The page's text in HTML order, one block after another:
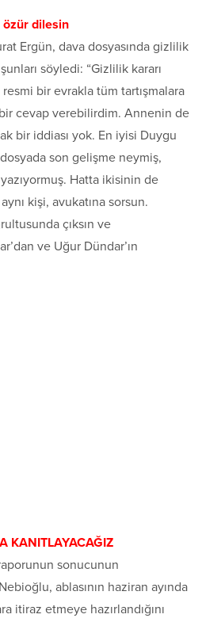
özür dilesin
Ergün, dava dosyasında gizlilik
söyledi: “Gizlilik kararı
resmi bir evrakla tüm tartışmalara
cevap verebilirdim. Annenin de
bir iddiası yok. En iyisi Duygu
son gelişme neymiş,
Hatta ikisinin de
kişi, avukatına sorsun.
çıksın ve
ve Uğur Dündar’ın
KANITLAYACAĞIZ
sonucunun
ablasının haziran ayında
itiraz etmeye hazırlandığını